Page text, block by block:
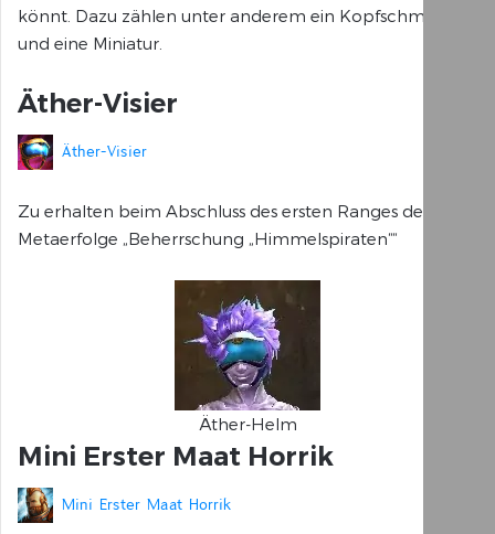
könnt. Dazu zählen unter anderem ein Kopfschmuck
und eine Miniatur.
Äther-Visier
Äther-Visier
Zu erhalten beim Abschluss des ersten Ranges des
Metaerfolge „Beherrschung „Himmelspiraten““
Äther-Helm
Mini Erster Maat Horrik
Mini Erster Maat Horrik